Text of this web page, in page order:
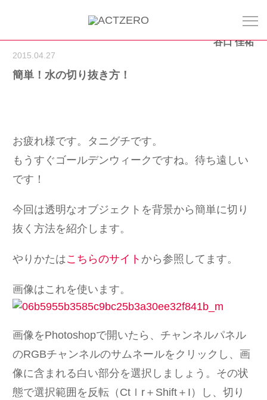
谷口 佳祐
2015.04.27
簡単！水の切り抜き方！
お疲れ様です。タニグチです。
もうすぐゴールデンウィークですね。待ち遠しい
です！
今回は透明なオブジェクトを背景から簡単に切り
抜く方法を紹介します。
やりかたはこちらのサイト から参照してます。
画像はこれを使います。
画像をPhotoshopで開いたら、チャンネルパネル
のRGBチャンネルのサムネールをクリックし、画
像に含まれる白い部分を選択しましょう。その状
態で選択範囲を反転（Ctｌr＋Shift＋I）し、切り